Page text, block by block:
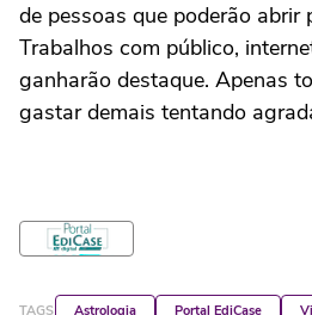
de pessoas que poderão
Trabalhos com público,
ganharão destaque. Apenas
gastar demais tentando
TAGS Astrologia Portal EdiCase